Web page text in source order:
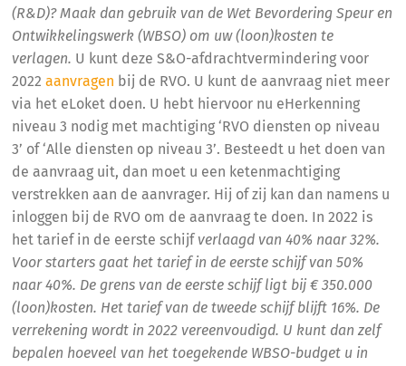
(R&D)? Maak dan gebruik van de Wet Bevordering Speur en
Ontwikkelingswerk (WBSO) om uw (loon)kosten te
verlagen. U kunt deze S&O-afdrachtvermindering voor
2022aanvragen bij de RVO. U kunt de aanvraag niet meer
via het eLoket doen. U hebt hiervoor nu eHerkenning
niveau 3 nodig met machtiging ‘RVO diensten op niveau
3’ of ‘Alle diensten op niveau 3’. Besteedt u het doen van
de aanvraag uit, dan moet u een ketenmachtiging
verstrekken aan de aanvrager. Hij of zij kan dan namens u
inloggen bij de RVO om de aanvraag te doen. In 2022 is
het tarief in de eerste schijf verlaagd van 40% naar 32%.
Voor starters gaat het tarief in de eerste schijf van 50%
naar 40%. De grens van de eerste schijf ligt bij € 350.000
(loon)kosten. Het tarief van de tweede schijf blijft 16%. De
verrekening wordt in 2022 vereenvoudigd. U kunt dan zelf
bepalen hoeveel van het toegekende WBSO-budget u in